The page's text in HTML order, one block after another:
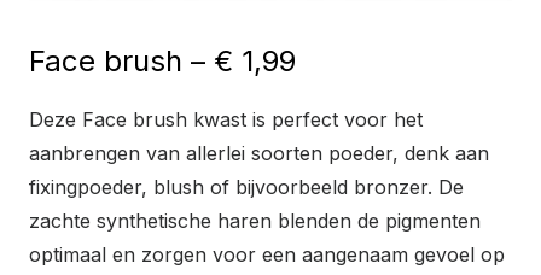
Face brush – € 1,99
Deze Face brush kwast is perfect voor het
aanbrengen van allerlei soorten poeder, denk aan
fixingpoeder, blush of bijvoorbeeld bronzer. De
zachte synthetische haren blenden de pigmenten
optimaal en zorgen voor een aangenaam gevoel op